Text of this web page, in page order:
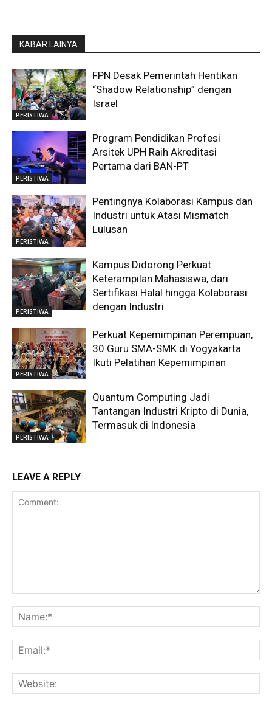
KABAR LAINYA
PERISTIWA
FPN Desak Pemerintah Hentikan
“Shadow Relationship” dengan
Israel
PERISTIWA
Program Pendidikan Profesi
Arsitek UPH Raih Akreditasi
Pertama dari BAN-PT
PERISTIWA
Pentingnya Kolaborasi Kampus dan
Industri untuk Atasi Mismatch
Lulusan
PERISTIWA
Kampus Didorong Perkuat
Keterampilan Mahasiswa, dari
Sertifikasi Halal hingga Kolaborasi
dengan Industri
PERISTIWA
Perkuat Kepemimpinan Perempuan,
30 Guru SMA-SMK di Yogyakarta
Ikuti Pelatihan Kepemimpinan
PERISTIWA
Quantum Computing Jadi
Tantangan Industri Kripto di Dunia,
Termasuk di Indonesia
LEAVE A REPLY